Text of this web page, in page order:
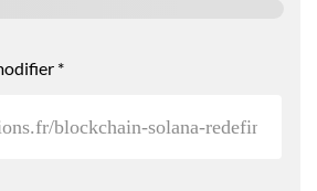
*